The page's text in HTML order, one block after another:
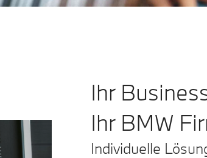
Ihr
Ihr BMW
Individuelle